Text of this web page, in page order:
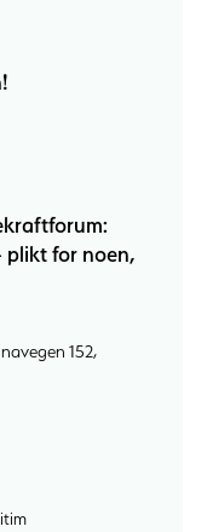
plikt for noen,
152,